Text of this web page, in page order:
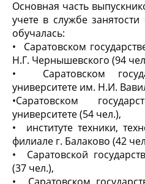
Основная часть
учете в службе
обучалась:
• Саратовском
Н.Г. Чернышевского (94
• Саратовском
университете им. Н.И.
•Саратовском
университете (54 чел.),
• институте техники,
филиале г. Балаково (42
• Саратовской
(37 чел.),